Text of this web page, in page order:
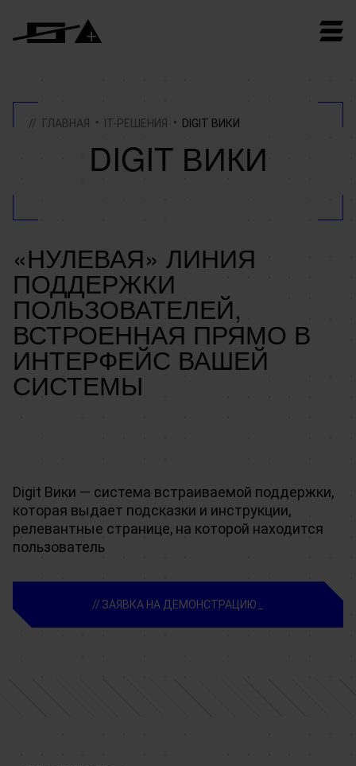
ГЛАВНАЯ IT-РЕШЕНИЯ DIGIT ВИКИ
DIGIT ВИКИ
«НУЛЕВАЯ» ЛИНИЯ
ПОДДЕРЖКИ
ПОЛЬЗОВАТЕЛЕЙ,
ВСТРОЕННАЯ ПРЯМО В
ИНТЕРФЕЙС ВАШЕЙ
СИСТЕМЫ
Digit Вики — система встраиваемой поддержки,
которая выдает подсказки и инструкции,
релевантные странице, на которой находится
пользователь
ЗАЯВКА НА ДЕМОНСТРАЦИЮ